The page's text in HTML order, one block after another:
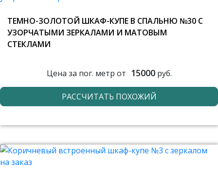
ТЕМНО-ЗОЛОТОЙ ШКАФ-КУПЕ В СПАЛЬНЮ №30 С
УЗОРЧАТЫМИ ЗЕРКАЛАМИ И МАТОВЫМ
СТЕКЛАМИ
Цена за пог. метр от 15000руб.
РАССЧИТАТЬ ПОХОЖИЙ